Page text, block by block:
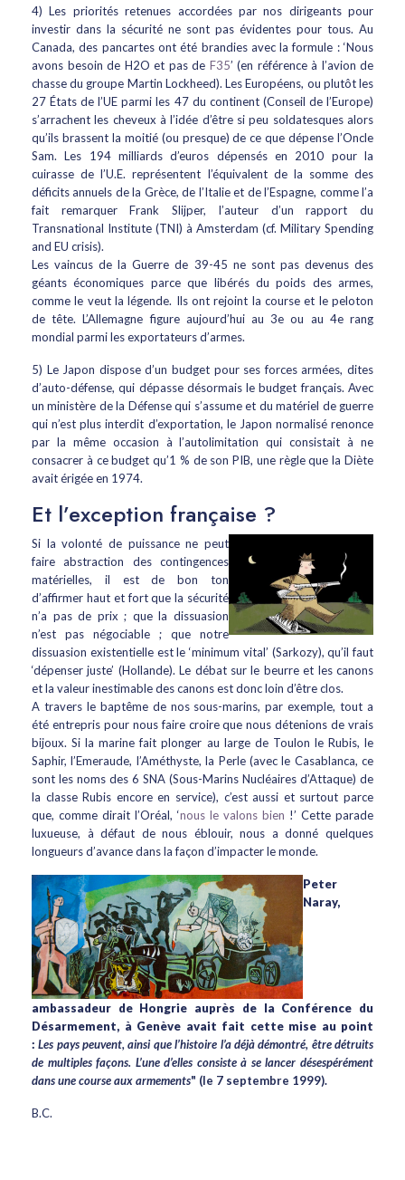
4) Les priorités retenues accordées par nos dirigeants pour
investir dans la sécurité ne sont pas évidentes pour tous. Au
Canada, des pancartes ont été brandies avec la formule : ‘Nous
avons besoin de H2O et pas de F35’ (en référence à l’avion de
chasse du groupe Martin Lockheed). Les Européens, ou plutôt les
27 États de l’UE parmi les 47 du continent (Conseil de l’Europe)
s’arrachent les cheveux à l’idée d’être si peu soldatesques alors
qu’ils brassent la moitié (ou presque) de ce que dépense l’Oncle
Sam. Les 194 milliards d’euros dépensés en 2010 pour la
cuirasse de l’U.E. représentent l’équivalent de la somme des
déficits annuels de la Grèce, de l’Italie et de l’Espagne, comme l’a
fait remarquer Frank Slijper, l’auteur d’un rapport du
Transnational Institute (TNI) à Amsterdam (cf. Military Spending
and EU crisis).
Les vaincus de la Guerre de 39-45 ne sont pas devenus des
géants économiques parce que libérés du poids des armes,
comme le veut la légende. Ils ont rejoint la course et le peloton
de tête. L’Allemagne figure aujourd’hui au 3e ou au 4e rang
mondial parmi les exportateurs d’armes.
5) Le Japon dispose d’un budget pour ses forces armées, dites
d’auto-défense, qui dépasse désormais le budget français. Avec
un ministère de la Défense qui s’assume et du matériel de guerre
qui n’est plus interdit d’exportation, le Japon normalisé renonce
par la même occasion à l’autolimitation qui consistait à ne
consacrer à ce budget qu’1 % de son PIB, une règle que la Diète
avait érigée en 1974.
Et l’exception française ?
Si la volonté de puissance ne peut
faire abstraction des contingences
matérielles, il est de bon ton
d’affirmer haut et fort que la sécurité
n’a pas de prix ; que la dissuasion
n’est pas négociable ; que notre
dissuasion existentielle est le ‘minimum vital’ (Sarkozy), qu’il faut
‘dépenser juste’ (Hollande). Le débat sur le beurre et les canons
et la valeur inestimable des canons est donc loin d’être clos.
A travers le baptême de nos sous-marins, par exemple, tout a
été entrepris pour nous faire croire que nous détenions de vrais
bijoux. Si la marine fait plonger au large de Toulon le Rubis, le
Saphir, l’Emeraude, l’Améthyste, la Perle (avec le Casablanca, ce
sont les noms des 6 SNA (Sous-Marins Nucléaires d’Attaque) de
la classe Rubis encore en service), c’est aussi et surtout parce
que, comme dirait l’Oréal, ‘nous le valons bien !’ Cette parade
luxueuse, à défaut de nous éblouir, nous a donné quelques
longueurs d’avance dans la façon d’impacter le monde.
Peter
Naray,
ambassadeur de Hongrie auprès de la Conférence du
Désarmement, à Genève avait fait cette mise au point
:Les pays peuvent, ainsi que l’histoire l’a déjà démontré, être détruits
de multiples façons. L’une d’elles consiste à se lancer désespérément
dans une course aux armements" (le 7 septembre 1999).
B.C.